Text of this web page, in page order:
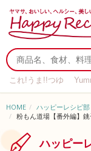
これ!うま!!つゆ
HOME
ハッピーレシピ部
粉もん道場【番外編】
ハッピー